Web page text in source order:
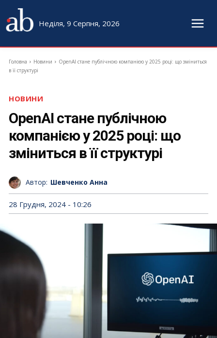
Неділя, 9 Серпня, 2026
Головна Новини
OpenAI стане публічною компанією у 2025 році: що зміниться
в її структурі
НОВИНИ
OpenAI стане публічною
компанією у 2025 році: що
зміниться в її структурі
Автор: Шевченко Анна
28 Грудня, 2024 - 10:26